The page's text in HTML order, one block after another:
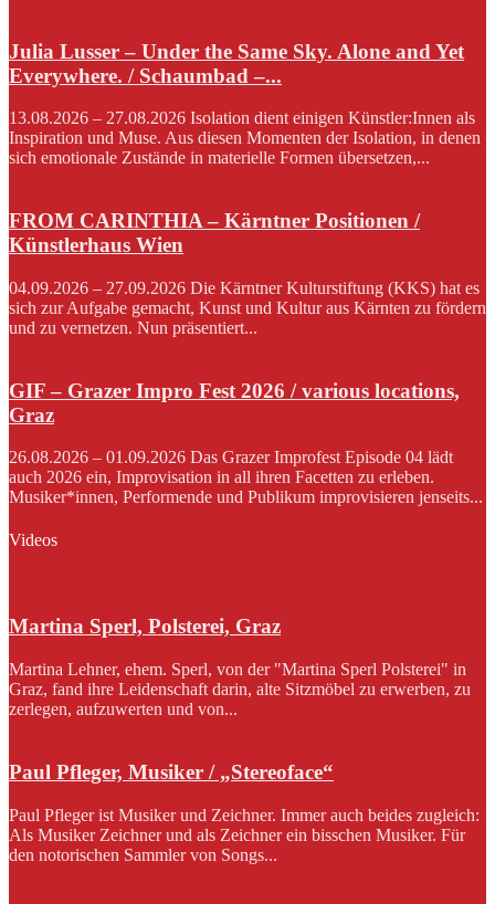
Julia Lusser – Under the Same Sky. Alone and Yet
Everywhere. / Schaumbad –...
13.08.2026 – 27.08.2026 Isolation dient einigen Künstler:Innen als
Inspiration und Muse. Aus diesen Momenten der Isolation, in denen
sich emotionale Zustände in materielle Formen übersetzen,...
FROM CARINTHIA – Kärntner Positionen /
Künstlerhaus Wien
04.09.2026 – 27.09.2026 Die Kärntner Kulturstiftung (KKS) hat es
sich zur Aufgabe gemacht, Kunst und Kultur aus Kärnten zu fördern
und zu vernetzen. Nun präsentiert...
GIF – Grazer Impro Fest 2026 / various locations,
Graz
26.08.2026 – 01.09.2026 Das Grazer Improfest Episode 04 lädt
auch 2026 ein, Improvisation in all ihren Facetten zu erleben.
Musiker*innen, Performende und Publikum improvisieren jenseits...
Videos
Martina Sperl, Polsterei, Graz
Martina Lehner, ehem. Sperl, von der "Martina Sperl Polsterei" in
Graz, fand ihre Leidenschaft darin, alte Sitzmöbel zu erwerben, zu
zerlegen, aufzuwerten und von...
Paul Pfleger, Musiker / „Stereoface“
Paul Pfleger ist Musiker und Zeichner. Immer auch beides zugleich:
Als Musiker Zeichner und als Zeichner ein bisschen Musiker. Für
den notorischen Sammler von Songs...